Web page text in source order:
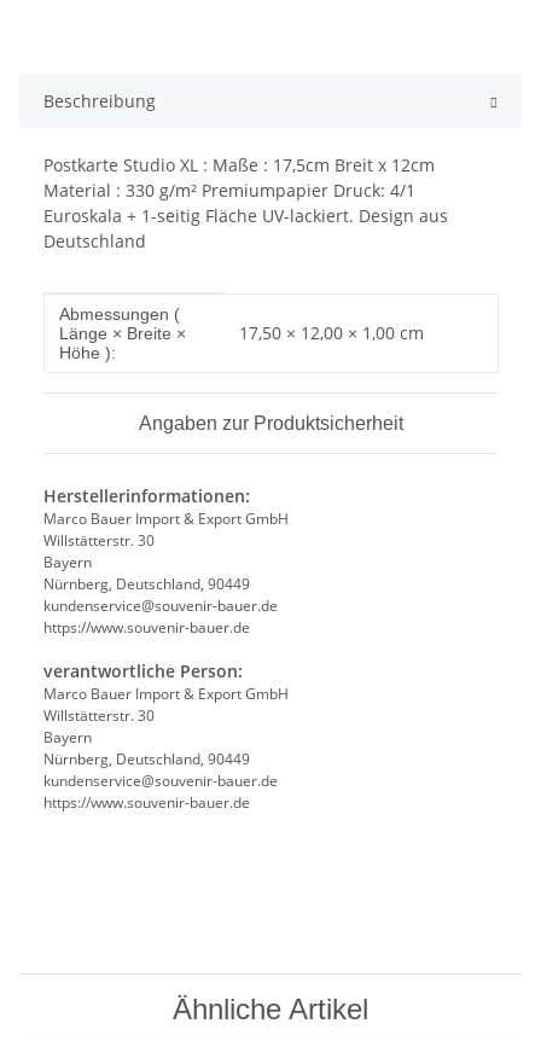
Beschreibung
Postkarte Studio XL : Maße : 17,5cm Breit x 12cm
Material : 330 g/m² Premiumpapier Druck: 4/1
Euroskala + 1-seitig Fläche UV-lackiert. Design aus
Deutschland
Produkteigenschaft
Wert
Abmessungen (
Länge × Breite ×
Höhe ):
17,50 × 12,00 × 1,00 cm
Angaben zur Produktsicherheit
Herstellerinformationen:
Marco Bauer Import & Export GmbH
Willstätterstr. 30
Bayern
Nürnberg, Deutschland, 90449
kundenservice@souvenir-bauer.de
https://www.souvenir-bauer.de
verantwortliche Person:
Marco Bauer Import & Export GmbH
Willstätterstr. 30
Bayern
Nürnberg, Deutschland, 90449
kundenservice@souvenir-bauer.de
https://www.souvenir-bauer.de
Ähnliche Artikel